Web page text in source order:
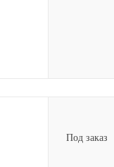
Под заказ